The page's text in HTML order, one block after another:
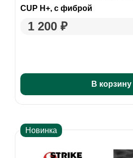
CUP H+, с фиброй
1 200 ₽
В корзину
Новинка